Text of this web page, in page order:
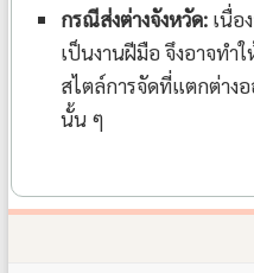
กรณีส่งต่างจังหวัด:เนื่อ
เป็นงานฝีมือ จึงอาจทำ
สไตล์การจัดที่แตกต่าง
นั้น ๆ